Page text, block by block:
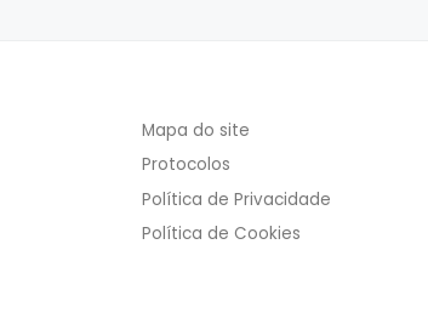
Mapa do site
Protocolos
Política de Privacidade
Política de Cookies